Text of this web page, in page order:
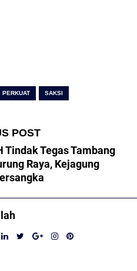
PERKUAT SAKSI
POST
Tindak Tegas Tambang
Raya, Kejagung